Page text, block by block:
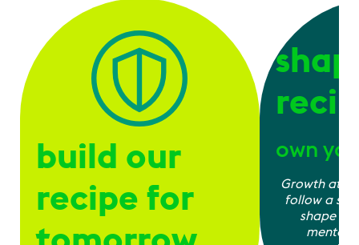
build our
recipe for
own
Growth at
follow a
shape